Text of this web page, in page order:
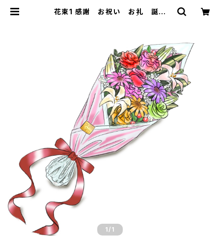
花束1 感謝 お祝い お礼 誕生
1 /1